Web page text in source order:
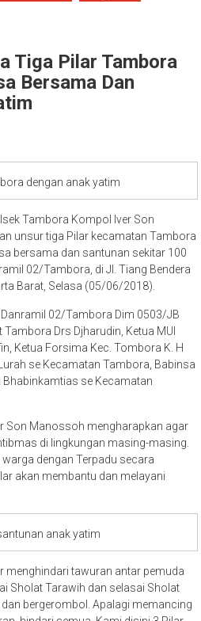
Tiga Pilar Tambora
Bersama Dan
dengan anak yatim
Tambora Kompol Iver Son
unsur tiga Pilar kecamatan Tambora
bersama dan santunan sekitar 100
02/Tambora, di Jl. Tiang Bendera
Barat, Selasa (05/06/2018).
02/Tambora Dim 0503/JB
Drs Djharudin, Ketua MUI
Ketua Forsima Kec. Tombora K. H
se Kecamatan Tambora, Babinsa
se Kecamatan
Son Manossoh mengharapkan agar
di lingkungan masing-masing.
dengan Terpadu secara
akan membantu dan melayani
anak yatim
menghindari tawuran antar pemuda
Sholat Tarawih dan selasai Sholat
bergerombol. Apalagi memancing